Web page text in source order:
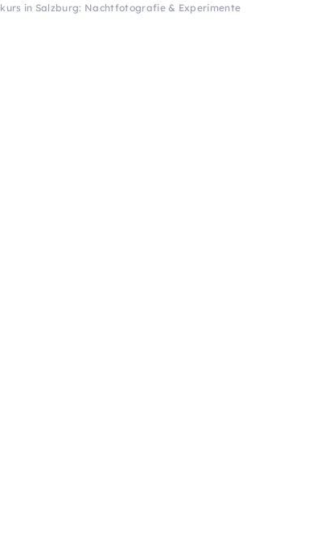
in Salzburg: Nachtfotografie & Experimente